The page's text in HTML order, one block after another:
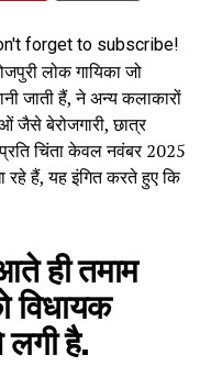
forget to subscribe!
लोक गायिका जो
जाती हैं, ने अन्य कलाकारों
जैसे बेरोजगारी, छात्र
चिंता केवल नवंबर 2025
रहे हैं, यह इंगित करते हुए कि
ही तमाम
विधायक
है.